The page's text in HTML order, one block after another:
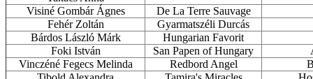
Visiné Gombár Ágnes
De La Terre Sauvage
Fehér Zoltán
Gyarmatszéli Durcás
Bárdos László Márk
Hungarian Favorit
Foki István
San Papen of Hungary
Vinczéné Fegecs Melinda
Redbord Angel